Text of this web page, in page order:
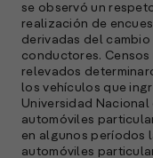
se observó un
realización de
derivadas del
conductores.
relevados
los vehículos que
Universidad Nacional
automóviles
en algunos períodos
automóviles